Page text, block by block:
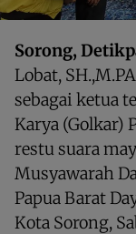
Sorong,
Lobat,
sebagai ketua
Karya (Golkar)
restu suara
Musyawarah
Papua Barat
Kota Sorong,